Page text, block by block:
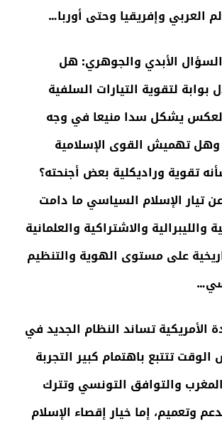
العربي وإفريقيا وحتى أوربا…
الأبدي والجوهري: هل
بوابة لتقوية التيارات السلفية
يشكل سدا منيعا في وجه
تهميش القوى الإسلامية
تقوية وراديكلية بعض أجنحته؟
تيار الإسلام السياسي ما دامت
والليبرالية والاشتراكية والعلمانية
على مستوى الهوية والتنظيم
الأمريكية تساند النظام الجديد في
تتتبع باهتمام كبير التجربة
والتوافق التونسي وتترك
وتعميم، إما خيار إقصاء الإسلام